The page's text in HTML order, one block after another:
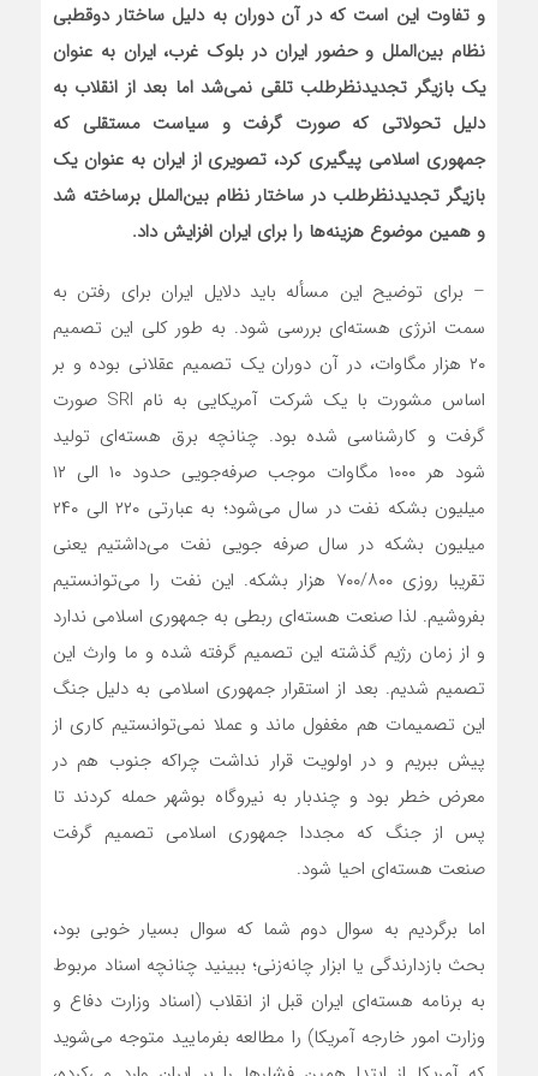
و تفاوت این است که در آن دوران به دلیل ساختار دوقطبی
نظام بین‌الملل و حضور ایران در بلوک غرب، ایران به عنوان
یک بازیگر تجدیدنظرطلب تلقی نمی‌شد اما بعد از انقلاب به
دلیل تحولاتی که صورت گرفت و سیاست مستقلی که
جمهوری اسلامی پیگیری کرد، تصویری از ایران به عنوان یک
بازیگر تجدیدنظرطلب در ساختار نظام بین‌الملل برساخته شد
و همین موضوع هزینه‌ها را برای ایران افزایش داد.
– برای توضیح این مسأله باید دلایل ایران برای رفتن به
سمت انرژی هسته‌ای بررسی شود. به طور کلی این تصمیم
۲۰ هزار مگاوات، در آن دوران یک تصمیم عقلانی بوده و بر
اساس مشورت با یک شرکت آمریکایی به نام SRI صورت
گرفت و کارشناسی شده بود. چنانچه برق هسته‌ای تولید
شود هر ۱۰۰۰ مگاوات موجب صرفه‌جویی حدود ۱۰ الی ۱۲
میلیون بشکه نفت در سال می‌شود؛ به عبارتی ۲۲۰ الی ۲۴۰
میلیون بشکه در سال صرفه جویی نفت می‌داشتیم یعنی
تقریبا روزی ۷۰۰/۸۰۰ هزار بشکه. این نفت را می‌توانستیم
بفروشیم. لذا صنعت هسته‌ای ربطی به جمهوری اسلامی ندارد
و از زمان رژیم گذشته این تصمیم گرفته شده و ما وارث این
تصمیم شدیم. بعد از استقرار جمهوری اسلامی به دلیل جنگ
این تصمیمات هم مغفول ماند و عملا نمی‌توانستیم کاری از
پیش ببریم و در اولویت قرار نداشت چراکه جنوب هم در
معرض خطر بود و چندبار به نیروگاه بوشهر حمله کردند تا
پس از جنگ که مجددا جمهوری اسلامی تصمیم گرفت
صنعت هسته‌ای احیا شود.
اما برگردیم به سوال دوم شما که سوال بسیار خوبی بود،
بحث بازدارندگی یا ابزار چانه‌زنی؛ ببینید چنانچه اسناد مربوط
به برنامه هسته‌ای ایران قبل از انقلاب (اسناد وزارت دفاع و
وزارت امور خارجه آمریکا) را مطالعه بفرمایید متوجه می‌شوید